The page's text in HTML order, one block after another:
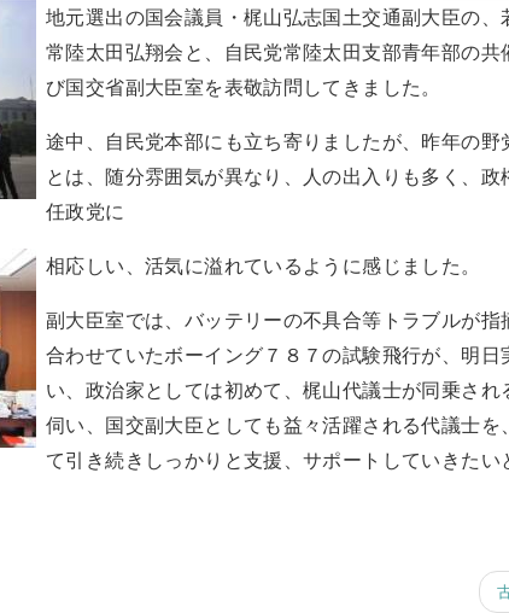
地元選出の国会議員・梶山弘志国土交通副大臣の、
常陸太田弘翔会と、自民党常陸太田支部青年部の共
び国交省副大臣室を表敬訪問してきました。
途中、自民党本部にも立ち寄りましたが、昨年の野
とは、随分雰囲気が異なり、人の出入りも多く、政
任政党に
相応しい、活気に溢れているように感じました。
副大臣室では、バッテリーの不具合等トラブルが指
合わせていたボーイング７８７の試験飛行が、明日
い、政治家としては初めて、梶山代議士が同乗され
伺い、国交副大臣としても益々活躍される代議士を
て引き続きしっかりと支援、サポートしていきたい